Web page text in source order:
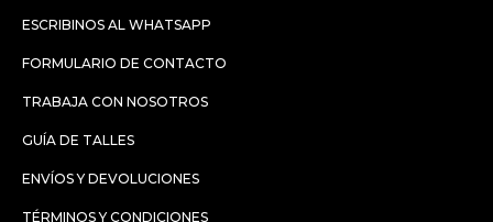
ESCRIBINOS AL WHATSAPP
FORMULARIO DE CONTACTO
TRABAJA CON NOSOTROS
GUÍA DE TALLES
ENVÍOS Y DEVOLUCIONES
TÉRMINOS Y CONDICIONES